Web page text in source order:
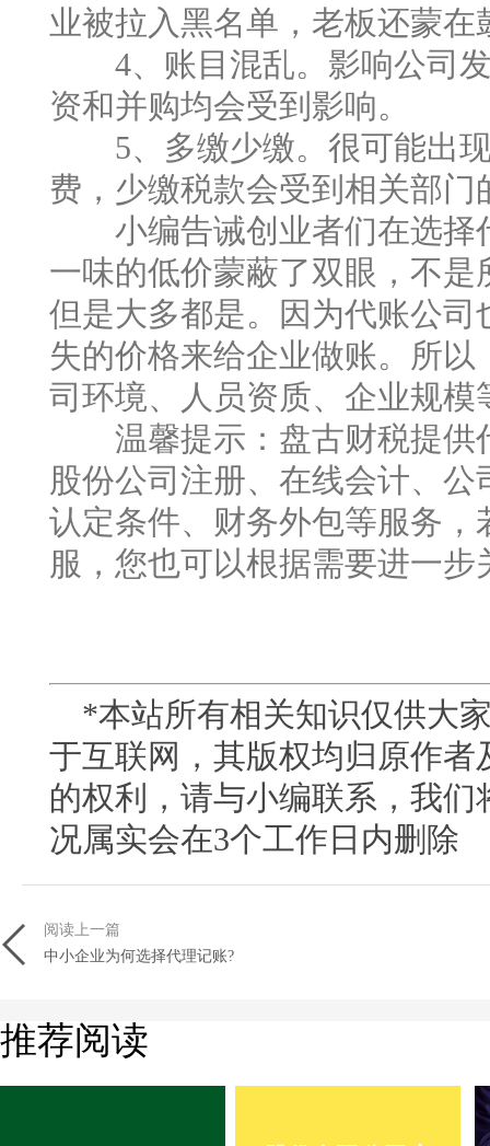
业被拉入黑名单，老板还蒙在
4、账目混乱。影响公司发
资和并购均会受到影响。
5、多缴少缴。很可能出现
费，少缴税款会受到相关部门
小编告诫创业者们在选择
一味的低价蒙蔽了双眼，不
但是大多都是。因为代账公
失的价格来给企业做账。所
司环境、人员资质、企业规模
温馨提示：盘古财税提供
股份公司注册、在线会计、
认定条件、财务外包等服务
服，您也可以根据需要进一
*本站所有相关知识仅供大
于互联网，其版权均归原作
的权利，请与小编联系，我
况属实会在3个工作日内删除
阅读上一篇
中小企业为何选择代理记账?
推荐阅读